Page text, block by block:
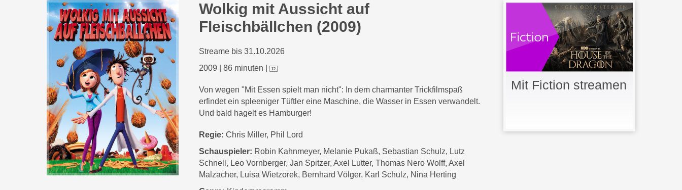
Wolkig mit Aussicht auf
Fleischbällchen (2009)
Streame bis 31.10.2026
2009
86 minuten
Von wegen "Mit Essen spielt man nicht": In dem charmanter Trickfilmspaß
erfindet ein spleeniger Tüftler eine Maschine, die Wasser in Essen verwandelt.
Und bald hagelt es Hamburger!
Regie: Chris Miller, Phil Lord
Schauspieler: Robin Kahnmeyer, Melanie Pukaß, Sebastian Schulz, Lutz
Schnell, Leo Vornberger, Jan Spitzer, Axel Lutter, Thomas Nero Wolff, Axel
Malzacher, Luisa Wietzorek, Bernhard Völger, Karl Schulz, Nina Herting
Mit Fiction streamen